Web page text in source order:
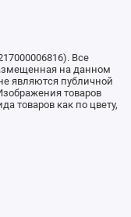
Все
на данном
являются публичной
товаров
товаров как по цвету,